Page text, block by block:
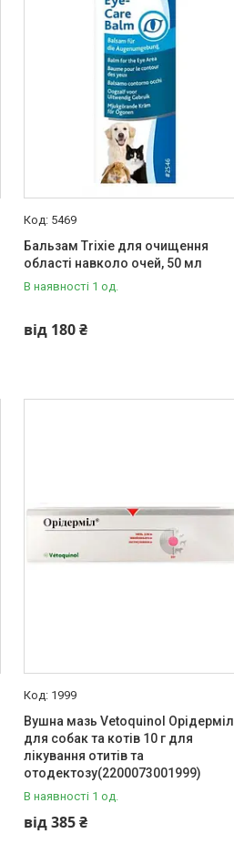
5469
Бальзам Trixie для очищення
області навколо очей, 50 мл
В наявності 1 од.
від 180 ₴
1999
Вушна мазь Vetoquinol Орідерміл
для собак та котів 10 г для
лікування отитів та
отодектозу(2200073001999)
В наявності 1 од.
від 385 ₴